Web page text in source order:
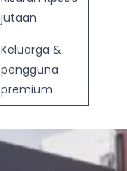
jutaan
Keluarga &
pengguna
premium